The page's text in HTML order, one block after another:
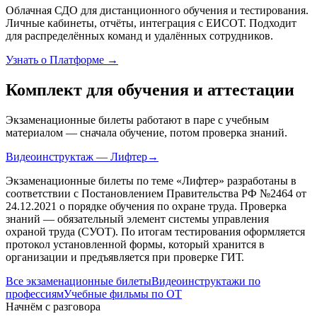
Облачная СДО для дистанционного обучения и тестирования.
Личные кабинеты, отчёты, интеграция с ЕИСОТ. Подходит
для распределённых команд и удалённых сотрудников.
Узнать о Платформе →
Комплект для обучения и аттестации
Экзаменационные билеты работают в паре с учебным
материалом — сначала обучение, потом проверка знаний.
Видеоинструктаж — Лифтер→
Экзаменационные билеты по теме «Лифтер» разработаны в
соответствии с Постановлением Правительства РФ №2464 от
24.12.2021 о порядке обучения по охране труда. Проверка
знаний — обязательный элемент системы управления
охраной труда (СУОТ). По итогам тестирования оформляется
протокол установленной формы, который хранится в
организации и предъявляется при проверке ГИТ.
Все экзаменационные билетыВидеоинструктажи по
профессиямУчебные фильмы по ОТ
Начнём с разговора